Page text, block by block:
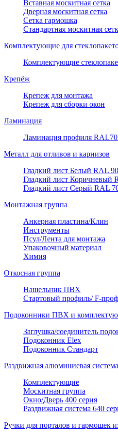
Вставная москитная сетка
Дверная москитная сетка
Сетка гармошка
Стандартная москитная
Комплектующие для
Комплектующие
Крепёж
Крепеж для монтажа
Крепеж для сборки окон
Ламинация
Ламинация профиля
Металл для отливов и карнизов
Гладкий лист Белый RAL
Гладкий лист Коричневый
Гладкий лист Серый RAL
Монтажная группа
Анкерная пластина/Клин
Инструменты
Псул/Лента для монтажа
Упаковочный материал
Химия
Откосная группа
Нащельник ПВХ
Стартовый профиль/ F-
Подоконники ПВХ и
Заглушка/соединитель
Подоконник Elex
Подоконник Стандарт
Раздвижная алюминиевая
Комплектующие
Москитная группа
Окно/Дверь 400 серия
Раздвижная система 640
Ручки для порталов и гармошек